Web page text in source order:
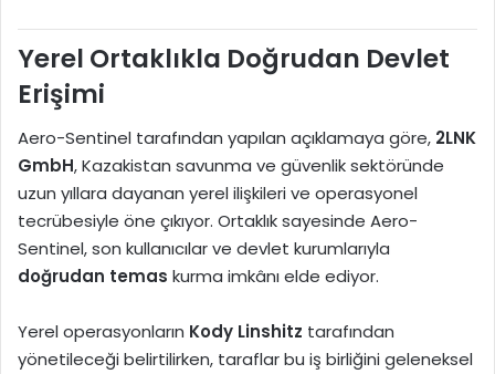
Yerel Ortaklıkla Doğrudan Devlet
Erişimi
Aero-Sentinel tarafından yapılan açıklamaya göre, 2LNK
GmbH, Kazakistan savunma ve güvenlik sektöründe
uzun yıllara dayanan yerel ilişkileri ve operasyonel
tecrübesiyle öne çıkıyor. Ortaklık sayesinde Aero-
Sentinel, son kullanıcılar ve devlet kurumlarıyla
doğrudan temas kurma imkânı elde ediyor.
Yerel operasyonların Kody Linshitz tarafından
yönetileceği belirtilirken, taraflar bu iş birliğini geleneksel